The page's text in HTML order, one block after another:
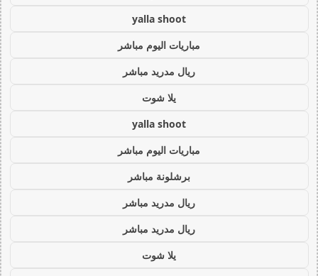
yalla shoot
مباريات اليوم مباشر
ريال مدريد مباشر
يلا شوت
yalla shoot
مباريات اليوم مباشر
برشلونة مباشر
ريال مدريد مباشر
ريال مدريد مباشر
يلا شوت